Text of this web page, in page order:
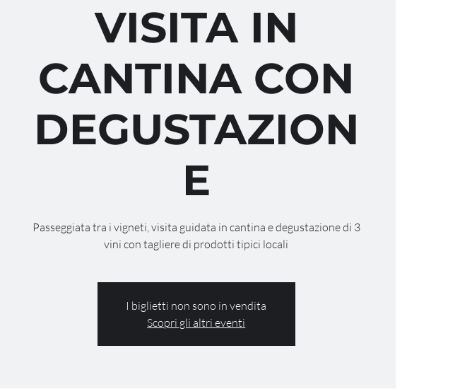
VISITA IN
CANTINA CON
DEGUSTAZION
E
Passeggiata tra i vigneti, visita guidata in cantina e degustazione di 3
vini con tagliere di prodotti tipici locali
I biglietti non sono in vendita
Scopri gli altri eventi